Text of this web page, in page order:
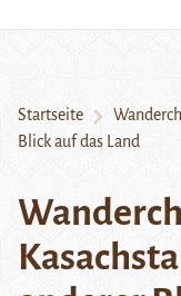
Startseite
Blick auf das Land